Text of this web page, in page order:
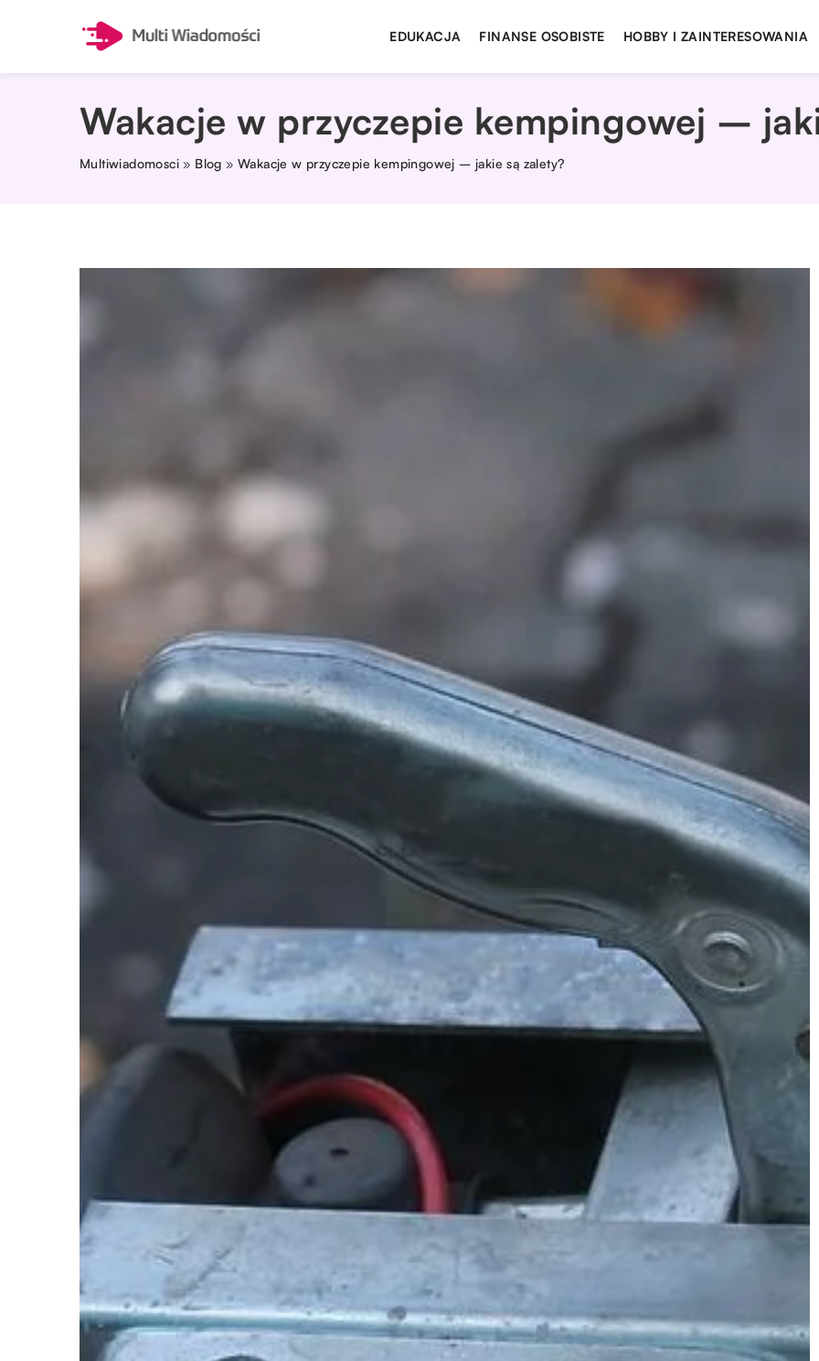
EDUKACJA FINANSE OSOBISTE HOBBY I ZAINTERESOWANIA
Wakacje w przyczepie kempingowej –
Multiwiadomosci » Blog »Wakacje w przyczepie kempingowej – jakie są zalety?